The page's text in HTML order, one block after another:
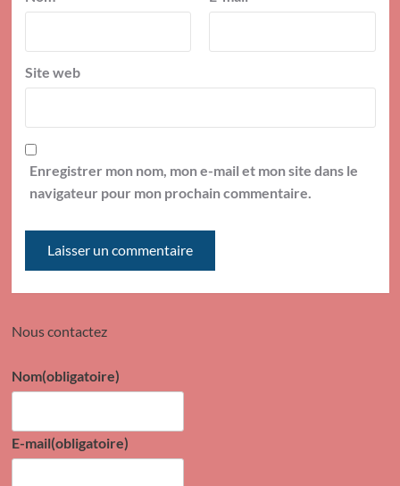
Site web
Enregistrer mon nom, mon e-mail et mon site dans le
navigateur pour mon prochain commentaire.
Nous contactez
Nom(obligatoire)
E-mail(obligatoire)